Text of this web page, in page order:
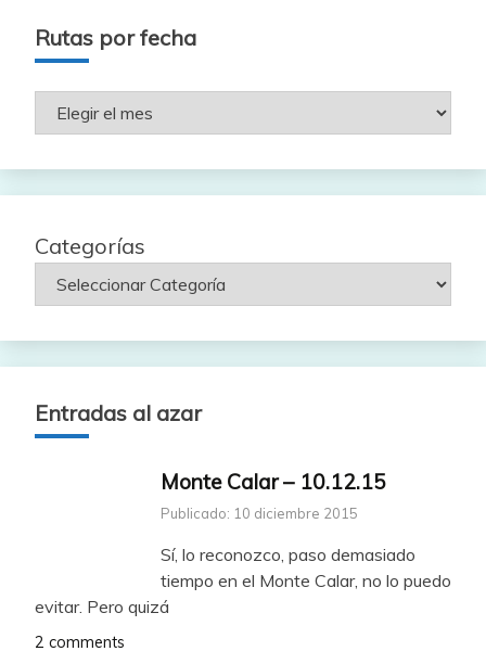
Rutas por fecha
Rutas
por
Categorías
Entradas al azar
Monte Calar – 10.12.15
Publicado: 10 diciembre 2015
Sí, lo reconozco, paso demasiado
tiempo en el Monte Calar, no lo puedo
evitar. Pero quizá
2 comments